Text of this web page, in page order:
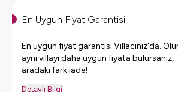
En Uygun Fiyat Garantisi
En uygun fiyat garantisi Villacınız'da.
aynı villayı daha uygun fiyata bulursanız,
aradaki fark iade!
Detaylı Bilgi